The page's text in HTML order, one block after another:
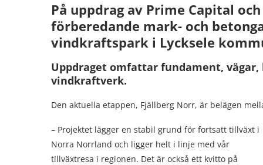
På uppdrag av Prime Capital
förberedande mark- och
vindkraftspark i Lycksele
Uppdraget omfattar fundament,
vindkraftverk.
Den aktuella etappen, Fjällberg Norr, är belägen
– Projektet lägger en stabil grund för fortsatt tillväxt i
Norra Norrland och ligger helt i linje med vår
tillväxtresa i regionen. Det är också ett kvitto på